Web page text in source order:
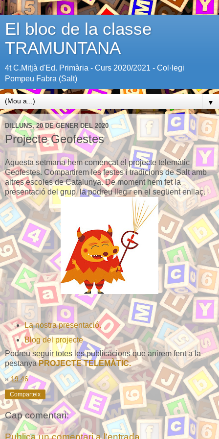
El bloc de la classe
TRAMUNTANA
4t C.Mitjà d'Ed. Primària - Curs 2020/2021 - Col·legi
Pompeu Fabra (Salt)
▼
DILLUNS, 20 DE GENER DEL 2020
Projecte Geofestes
Aquesta setmana hem començat el projecte telemàtic
Geofestes. Compartirem les festes i tradicions de Salt amb
altres escoles de Catalunya. De moment hem fet la
presentació del grup, la podreu llegir en el següent enllaç.
La nostra presentació.
Blog del projecte
Podreu seguir totes les publicacions que anirem fent a la
pestanyaPROJECTE TELEMÀTIC.
a19:46
Comparteix
Cap comentari:
Publica un comentari a l'entrada